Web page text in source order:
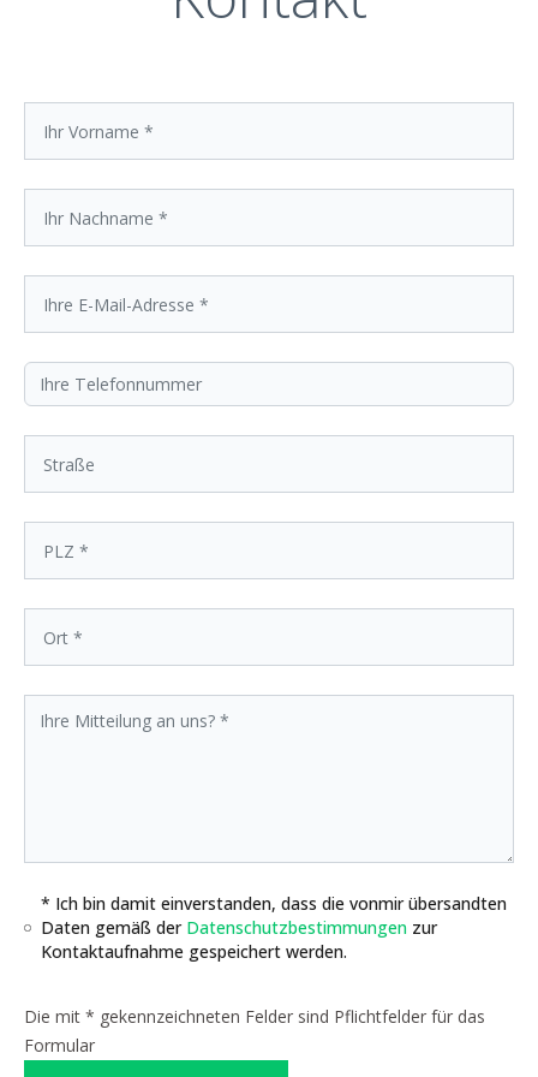
* Ich bin damit einverstanden, dass die vonmir übersandten
Daten gemäß der Datenschutzbestimmungen zur
Kontaktaufnahme gespeichert werden.
Die mit * gekennzeichneten Felder sind Pflichtfelder für das
Formular